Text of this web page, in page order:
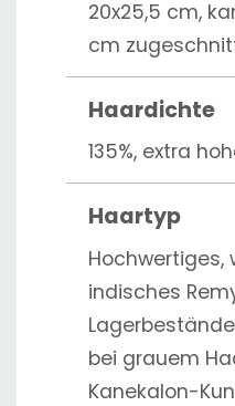
20x25,5 cm,
cm
Haardichte
135%, extra
Haartyp
Hochwertiges,
indisches
bei grauem
Kanekalon-